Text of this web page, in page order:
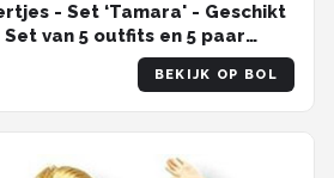
- Set ‘Tamara' - Geschikt
van 5 outfits en 5 paar
voor modepoppen -
BEKIJK OP BOL